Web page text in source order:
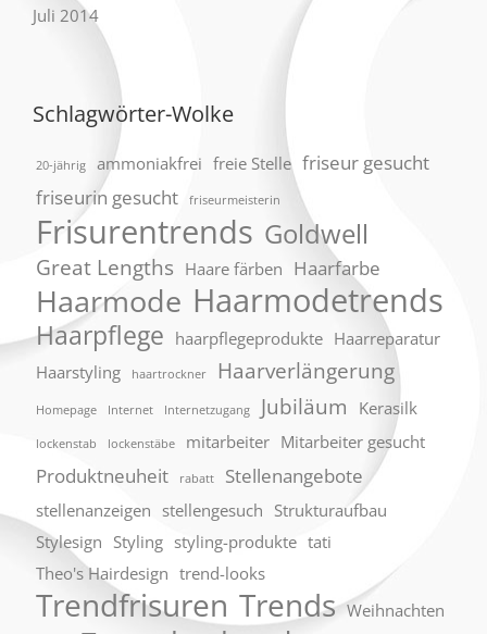
Juli 2014
Schlagwörter-Wolke
20-jährig ammoniakfrei freie Stelle friseur gesucht
friseurin gesucht
friseurmeisterin
Frisurentrends Goldwell
Great Lengths Haare färben Haarfarbe
Haarmode Haarmodetrends
Haarpflege haarpflegeprodukte Haarreparatur
Haarstyling
haartrockner Haarverlängerung
Homepage Internet Internetzugang Jubiläum Kerasilk
lockenstab lockenstäbe mitarbeiter Mitarbeiter gesucht
Produktneuheit rabatt Stellenangebote
stellenanzeigen stellengesuch Strukturaufbau
Stylesign Styling styling-produkte tati
Theo's Hairdesign trend-looks
Trendfrisuren Trends Weihnachten